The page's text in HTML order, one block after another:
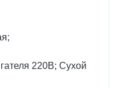
220В; Сухой